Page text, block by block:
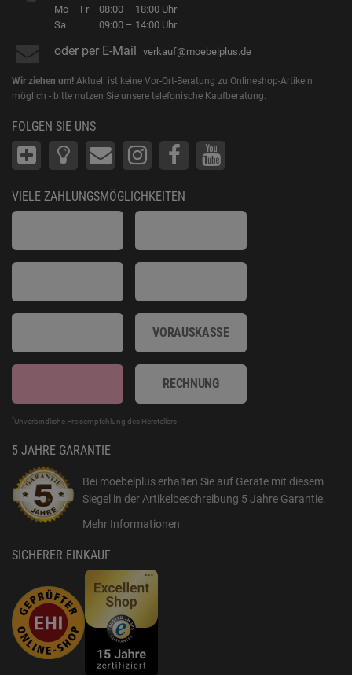
Mo – Fr
Sa
08:00 – 18:00 Uhr
09:00 – 14:00 Uhr
oder per E-Mail verkauf@moebelplus.de
Wir ziehen um! Aktuell ist keine Vor-Ort-Beratung zu Onlineshop-Artikeln
möglich - bitte nutzen Sie unsere telefonische Kaufberatung.
FOLGEN SIE UNS
VIELE ZAHLUNGSMÖGLICHKEITEN
VORAUSKASSE
RECHNUNG
*Unverbindliche Preisempfehlung des Herstellers
5 JAHRE GARANTIE
Bei moebelplus erhalten Sie auf Geräte mit diesem
Siegel in der Artikelbeschreibung 5 Jahre Garantie.
Mehr Informationen
SICHERER EINKAUF